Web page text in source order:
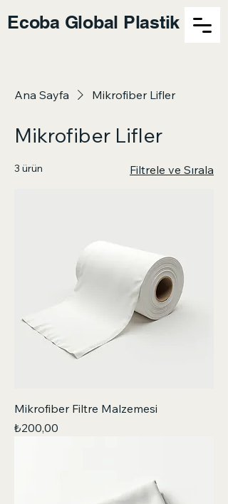
Ecoba Global Plastik
Ana Sayfa Mikrofiber Lifler
Mikrofiber Lifler
3 ürün Filtrele ve Sırala
Mikrofiber Filtre Malzemesi
Fiyat
₺200,00